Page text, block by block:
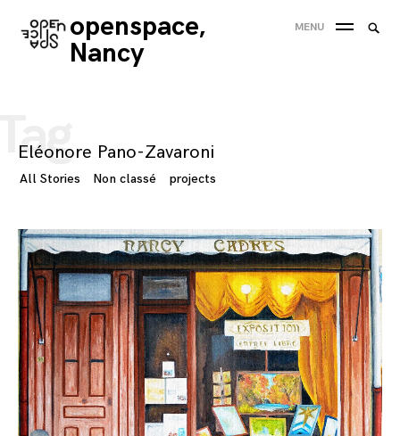
Skip
to
openspace,
Nancy
MENU
Eléonore Pano-Zavaroni
All Stories Non classé projects